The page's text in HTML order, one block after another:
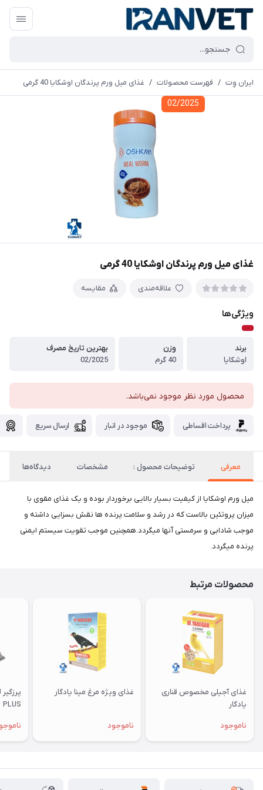
ایران وِت / فهرست محصولات / غذای میل ورم پرندگان اوشکایا 40 گرمی
02/2025
غذای میل ورم پرندگان اوشکایا 40 گرمی
علاقه‌مندی مقایسه
ویژگی‌ها
برند
اوشکایا
وزن
40 گرم
بهترین تاریخ مصرف
02/2025
محصول مورد نظر موجود نمی‌باشد.
پرداخت اقساطی موجود در انبار ارسال سریع
معرفی توضیحات محصول : مشخصات دیدگاه‌ها
میل ورم اوشکایا از کیفیت بسیار بالایی برخوردار بوده و یک غذای مقوی با
میزان پروتئین بالاست که در رشد و سلامت پرنده ها نقش بسزایی داشته و
موجب شادابی و سرمستی آنها میگردد.همچنین موجب تقویت سیستم ایمنی
پرنده میگردد.
محصولات مرتبط
غذای آجیلی مخصوص قناری
یادگار
ناموجود
غذای ویژه مرغ مینا یادگار
ناموجود
PLUS